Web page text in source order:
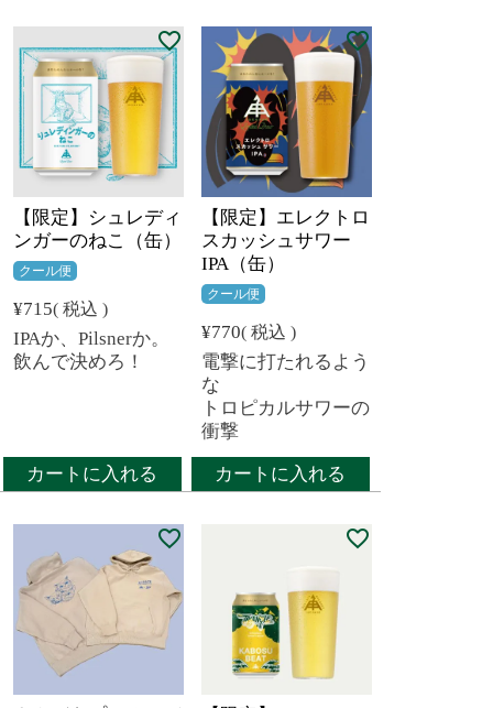
【限定】シュレディ
ンガーのねこ（缶）
クール便
¥715 税込
IPAか、Pilsnerか。
飲んで決めろ！
カートに入れる
【限定】エレクトロ
スカッシュサワー
IPA（缶）
クール便
¥770 税込
電撃に打たれるよう
な
トロピカルサワーの
衝撃
カートに入れる